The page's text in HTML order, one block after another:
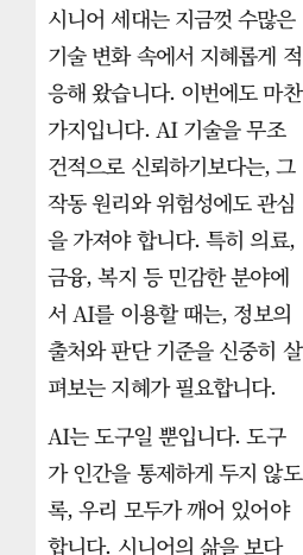
시니어 세대는 지금껏 수많은
기술 변화 속에서 지혜롭게 적
응해 왔습니다. 이번에도 마찬
가지입니다. AI 기술을 무조
건적으로 신뢰하기보다는, 그
작동 원리와 위험성에도 관심
을 가져야 합니다. 특히 의료,
금융, 복지 등 민감한 분야에
서 AI를 이용할 때는, 정보의
출처와 판단 기준을 신중히 살
펴보는 지혜가 필요합니다.
AI는 도구일 뿐입니다. 도구
가 인간을 통제하게 두지 않도
록, 우리 모두가 깨어 있어야
합니다. 시니어의 삶을 보다